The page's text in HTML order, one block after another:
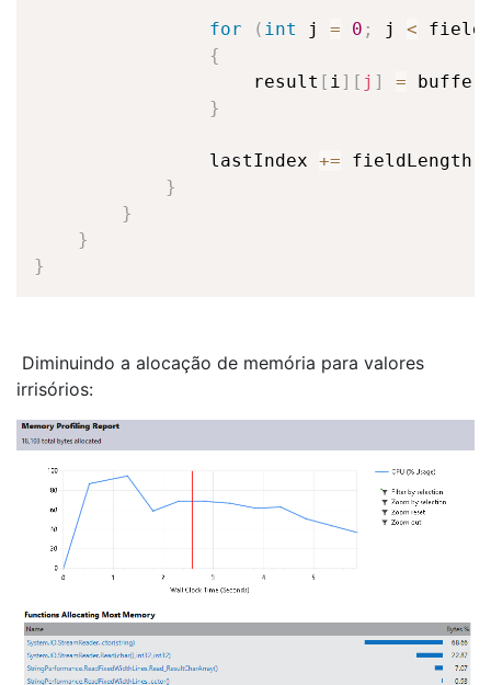
for ( int j = 0 ; j <
{
                    result
[ i ] [ j ] = buffer
}
                lastIndex
+= fieldLength
}
}
}
}
Diminuindo a alocação de memória para valores
irrisórios: